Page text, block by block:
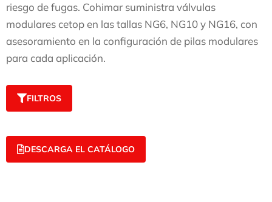
riesgo de fugas. Cohimar suministra válvulas
modulares cetop en las tallas NG6, NG10 y NG16, con
asesoramiento en la configuración de pilas modulares
para cada aplicación.
FILTROS
DESCARGA EL CATÁLOGO